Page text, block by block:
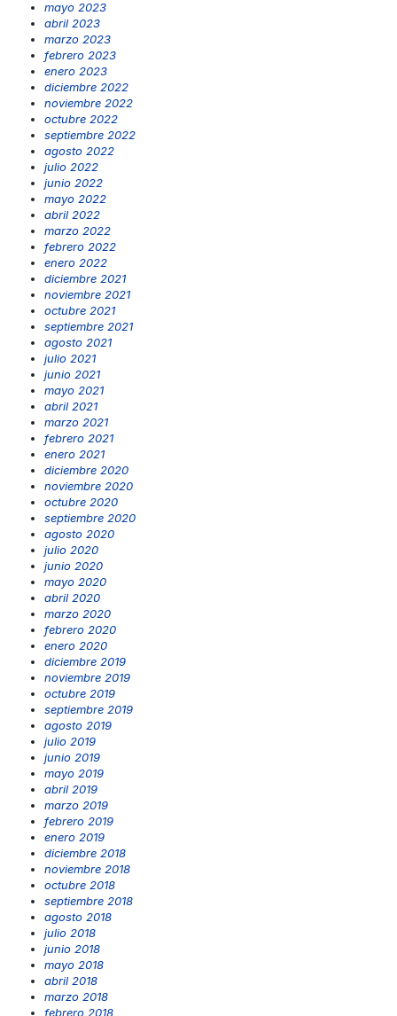
mayo 2023
abril 2023
marzo 2023
febrero 2023
enero 2023
diciembre 2022
noviembre 2022
octubre 2022
septiembre 2022
agosto 2022
julio 2022
junio 2022
mayo 2022
abril 2022
marzo 2022
febrero 2022
enero 2022
diciembre 2021
noviembre 2021
octubre 2021
septiembre 2021
agosto 2021
julio 2021
junio 2021
mayo 2021
abril 2021
marzo 2021
febrero 2021
enero 2021
diciembre 2020
noviembre 2020
octubre 2020
septiembre 2020
agosto 2020
julio 2020
junio 2020
mayo 2020
abril 2020
marzo 2020
febrero 2020
enero 2020
diciembre 2019
noviembre 2019
octubre 2019
septiembre 2019
agosto 2019
julio 2019
junio 2019
mayo 2019
abril 2019
marzo 2019
febrero 2019
enero 2019
diciembre 2018
noviembre 2018
octubre 2018
septiembre 2018
agosto 2018
julio 2018
junio 2018
mayo 2018
abril 2018
marzo 2018
febrero 2018